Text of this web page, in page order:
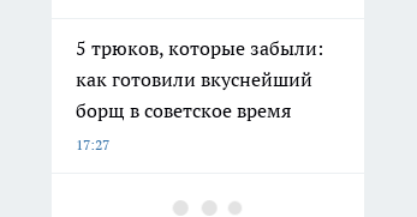
5 трюков, которые забыли:
как готовили вкуснейший
борщ в советское время
17:27